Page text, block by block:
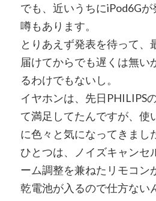
でも、近いうちにiPod6Gが
噂もあります。
とりあえず発表を待って、
届けてからでも遅くは無い
るわけでもないし。
イヤホンは、先日PHILIPS
て満足してたんですが、使
に色々と気になってきまし
ひとつは、ノイズキャンセ
ーム調整を兼ねたリモコン
乾電池が入るので仕方ない